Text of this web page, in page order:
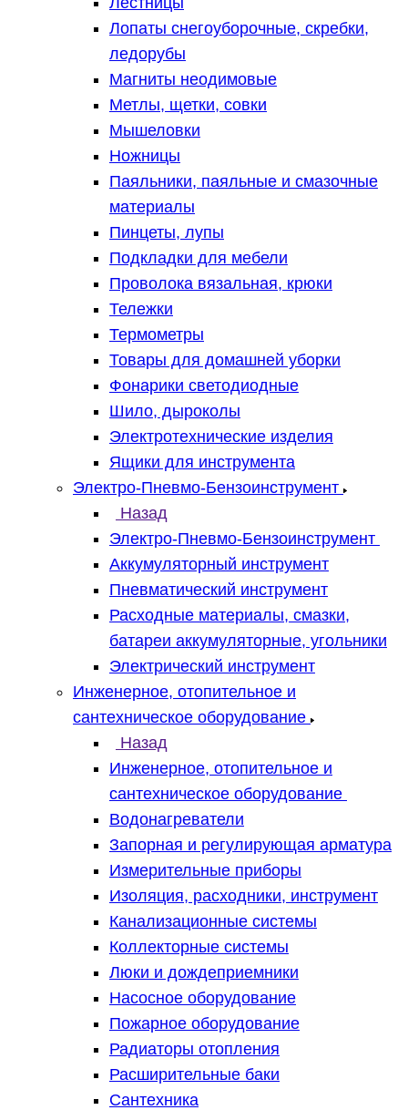
Лопаты снегоуборочные, скребки,
ледорубы
Магниты неодимовые
Метлы, щетки, совки
Мышеловки
Ножницы
Паяльники, паяльные и смазочные
материалы
Пинцеты, лупы
Подкладки для мебели
Проволока вязальная, крюки
Тележки
Термометры
Товары для домашней уборки
Фонарики светодиодные
Шило, дыроколы
Электротехнические изделия
Ящики для инструмента
Электро-Пневмо-Бензоинструмент
Назад
Электро-Пневмо-Бензоинструмент
Аккумуляторный инструмент
Пневматический инструмент
Расходные материалы, смазки,
батареи аккумуляторные, угольники
Электрический инструмент
Инженерное, отопительное и
сантехническое оборудование
Назад
Инженерное, отопительное и
сантехническое оборудование
Водонагреватели
Запорная и регулирующая арматура
Измерительные приборы
Изоляция, расходники, инструмент
Канализационные системы
Коллекторные системы
Люки и дождеприемники
Насосное оборудование
Пожарное оборудование
Радиаторы отопления
Расширительные баки
Сантехника